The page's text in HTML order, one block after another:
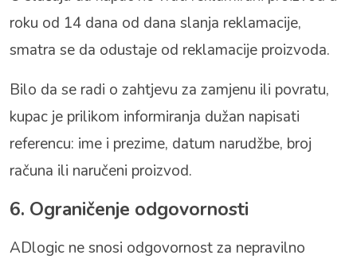
roku od 14 dana od dana slanja reklamacije,
smatra se da odustaje od reklamacije proizvoda.
Bilo da se radi o zahtjevu za zamjenu ili povratu,
kupac je prilikom informiranja dužan napisati
referencu: ime i prezime, datum narudžbe, broj
računa ili naručeni proizvod.
6. Ograničenje odgovornosti
ADlogic ne snosi odgovornost za nepravilno